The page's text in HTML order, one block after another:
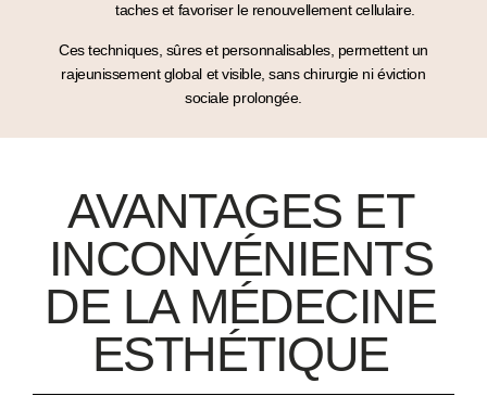
taches et favoriser le renouvellement cellulaire.
Ces techniques, sûres et personnalisables, permettent un
rajeunissement global et visible, sans chirurgie ni éviction
sociale prolongée.
AVANTAGES ET
INCONVÉNIENTS
DE LA MÉDECINE
ESTHÉTIQUE